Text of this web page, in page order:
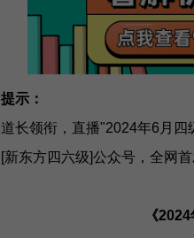
提示：
道长领衔，直播"2024年6月 四
[新东方四六级]公众号，全网
《2024